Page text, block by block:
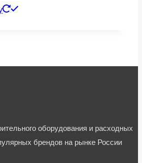
оборудования и расходных
брендов на рынке России